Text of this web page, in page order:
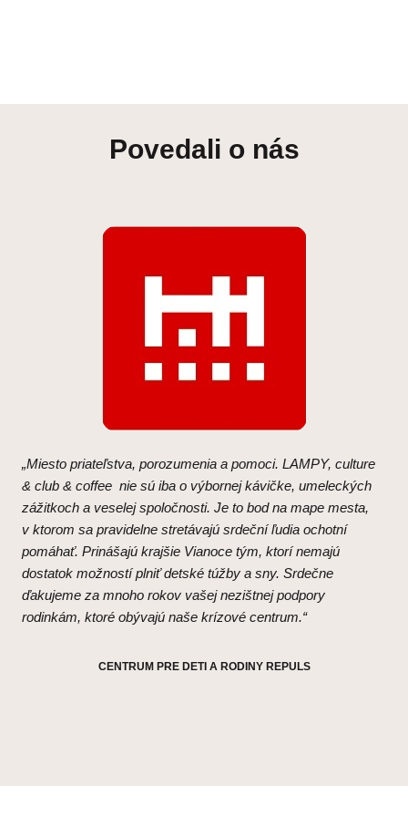
Povedali o nás
„Miesto priateľstva, porozumenia a pomoci. LAMPY, culture
& club & coffee nie sú iba o výbornej kávičke, umeleckých
zážitkoch a veselej spoločnosti. Je to bod na mape mesta,
v ktorom sa pravidelne stretávajú srdeční ľudia ochotní
pomáhať. Prinášajú krajšie Vianoce tým, ktorí nemajú
dostatok možností plniť detské túžby a sny. Srdečne
ďakujeme za mnoho rokov vašej nezištnej podpory
rodinkám, ktoré obývajú naše krízové centrum.“
CENTRUM PRE DETI A RODINY REPULS